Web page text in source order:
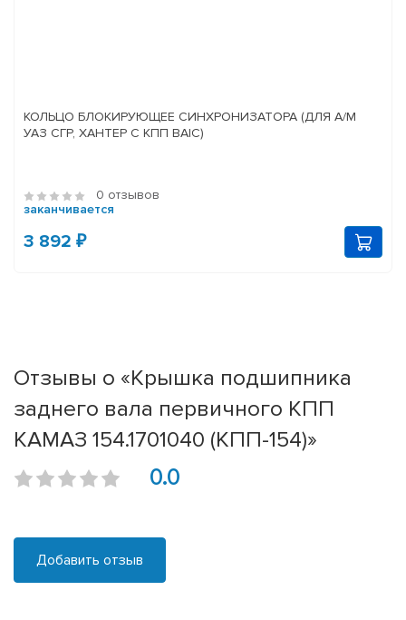
КОЛЬЦО БЛОКИРУЮЩЕЕ СИНХРОНИЗАТОРА (ДЛЯ А/М
УАЗ СГР, ХАНТЕР С КПП BAIC)
0 отзывов
заканчивается
3 892 ₽
Отзывы о «Крышка подшипника
заднего вала первичного КПП
КАМАЗ 154.1701040 (КПП-154)»
0.0
Добавить отзыв